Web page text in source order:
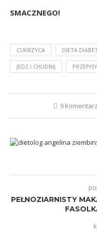
SMACZNEGO!
CUKRZYCA DIETA
JEDZ I CHUDNIJ PRZEPISY
9
PEŁNOZIARNISTY